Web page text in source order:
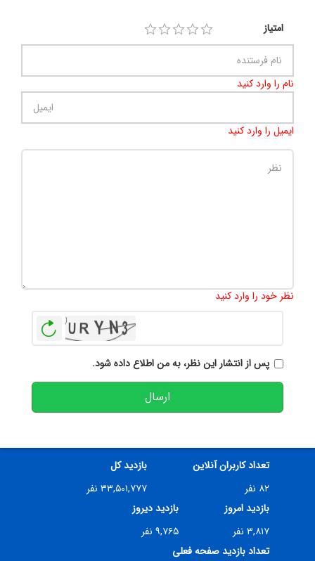
امتیاز
نام را وارد کنید
ایمیل را وارد کنید
نظر خود را وارد کنید
پس از انتشار این نظر، به من اطلاع داده شود.
ارسال
تعداد کاربران آنلاین
۸۲ نفر
بازدید کل
۳۳,۵۰۱,۷۷۷ نفر
بازدید امروز
۳,۸۱۷ نفر
بازدید دیروز
۹,۷۶۵ نفر
تعداد بازدید صفحه فعلی